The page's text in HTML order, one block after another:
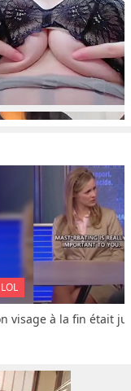
LOL
visage à la fin était